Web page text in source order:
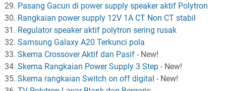
Pasang Gacun di power supply speaker aktif Polytron
Rangkaian power supply 12V 1A CT Non CT stabil
Regulator speaker aktif polytron sering rusak
Samsung Galaxy A20 Terkunci pola
Skema Crossover Aktif dan Pasif - New!
Skema Rangkaian Power Supply 3 Step - New!
Skema rangkaian Switch on off digital - New!